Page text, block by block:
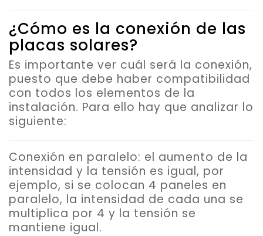
¿Cómo es la conexión de las
placas solares?
Es importante ver cuál será la conexión,
puesto que debe haber compatibilidad
con todos los elementos de la
instalación. Para ello hay que analizar lo
siguiente:
Conexión en paralelo: el aumento de la
intensidad y la tensión es igual, por
ejemplo, si se colocan 4 paneles en
paralelo, la intensidad de cada una se
multiplica por 4 y la tensión se
mantiene igual.